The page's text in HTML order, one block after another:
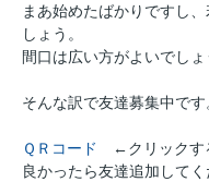
まあ始めたばかりですし
しょう。
間口は広い方がよいでしょ
そんな訳で友達募集中です
ＱＲコード
←クリックす
良かったら友達追加してく